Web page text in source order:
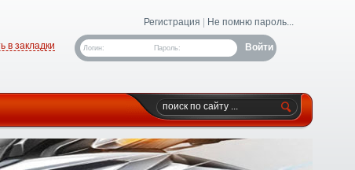
Регистрация Не помню пароль...
Логин: Пароль:
в закладки